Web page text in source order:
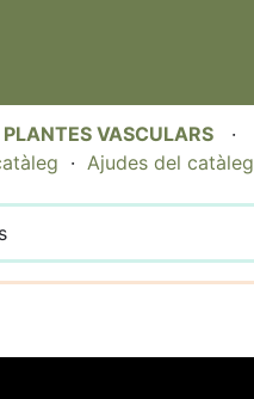
PLANTES VASCULARS ·
· Ajudes del catàleg